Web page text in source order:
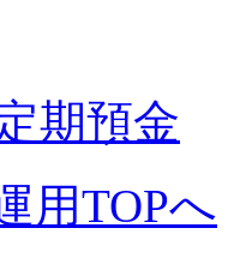
期預金
用TOPへ